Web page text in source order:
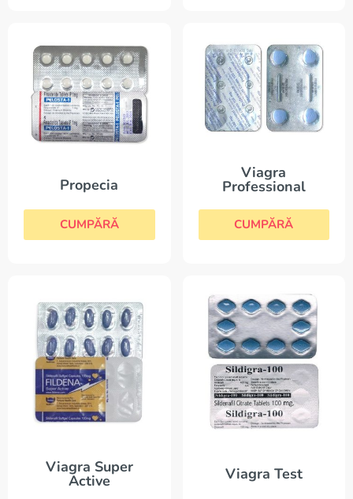
Propecia
CUMPĂRĂ
Viagra
Professional
CUMPĂRĂ
Viagra Super
Active Viagra Test